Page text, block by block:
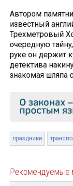
Автором
известный
Трехметровый
очередную
руке он держит
детектива
знакомая шляпа
праздники
Рекомендуемые